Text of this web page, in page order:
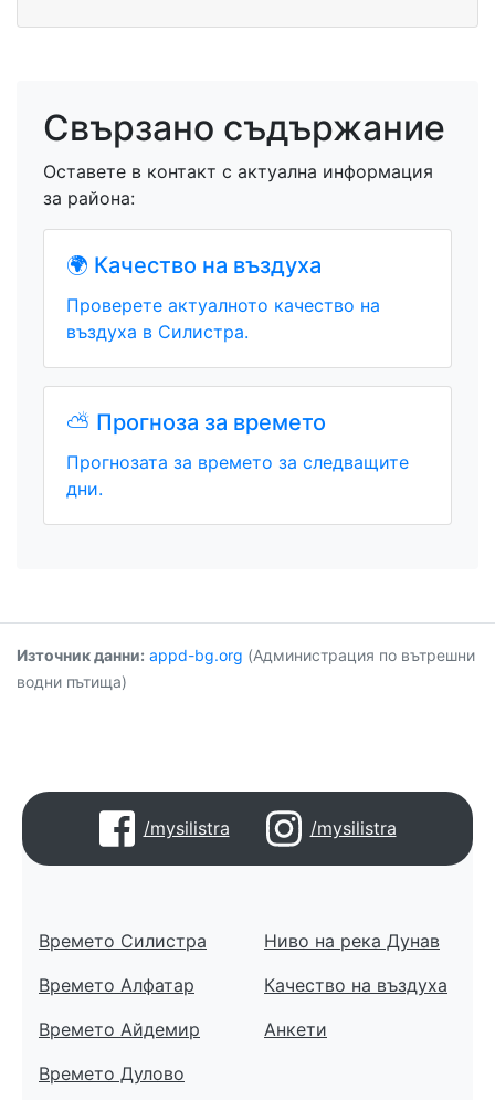
Свързано съдържание
Оставете в контакт с актуална информация
за района:
🌍 Качество на въздуха
Проверете актуалното качество на
въздуха в Силистра.
⛅ Прогноза за времето
Прогнозата за времето за следващите
дни.
Източник данни: appd-bg.org (Администрация по вътрешни
водни пътища)
/mysilistra /mysilistra
Времето Силистра
Времето Алфатар
Времето Айдемир
Времето Дулово
Ниво на река Дунав
Качество на въздуха
Анкети